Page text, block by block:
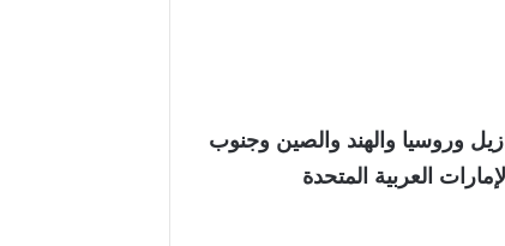
وروسيا والهند والصين وجنوب
العربية المتحدة